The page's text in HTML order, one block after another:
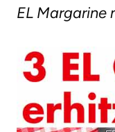
EL Margarine